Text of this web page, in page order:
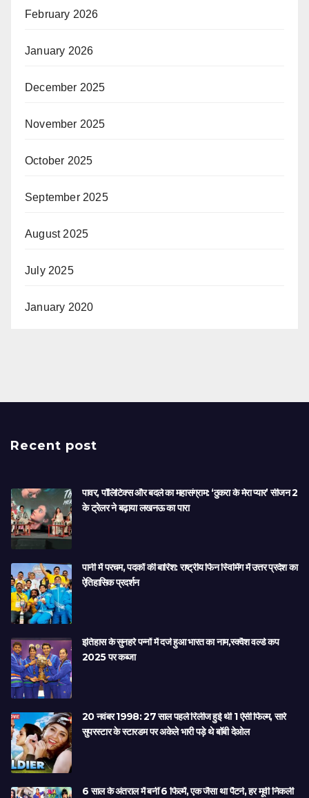
February 2026
January 2026
December 2025
November 2025
October 2025
September 2025
August 2025
July 2025
January 2020
Recent post
पावर, पॉलिटिक्स और बदले का महासंग्राम: ‘ठुकरा के मेरा प्यार’ सीजन 2
के ट्रेलर ने बढ़ाया लखनऊ का पारा
पानी में परचम, पदकों की बारिश: राष्ट्रीय फिन स्विमिंग में उत्तर प्रदेश का
ऐतिहासिक प्रदर्शन
इतिहास के सुनहरे पन्नों में दर्ज हुआ भारत का नाम,स्क्वैश वर्ल्ड कप
2025 पर कब्जा
20 नवंबर 1998: 27 साल पहले रिलीज हुई थी 1 ऐसी फिल्म, सारे
सुपरस्टार के स्टारडम पर अकेले भारी पड़े थे बॉबी देओल
6 साल के अंतराल में बनीं 6 फिल्में, एक जैसा था पैटर्न, हर मूवी निकली